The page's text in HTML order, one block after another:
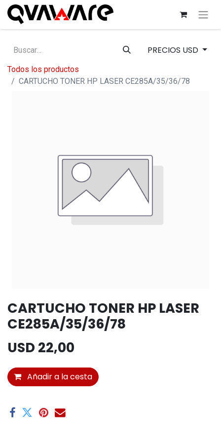
PRECIOS USD
Todos los productos
CARTUCHO TONER HP LASER CE285A/35/36/78
CARTUCHO TONER HP LASER
CE285A/35/36/78
USD 22,00
Añadir a la cesta